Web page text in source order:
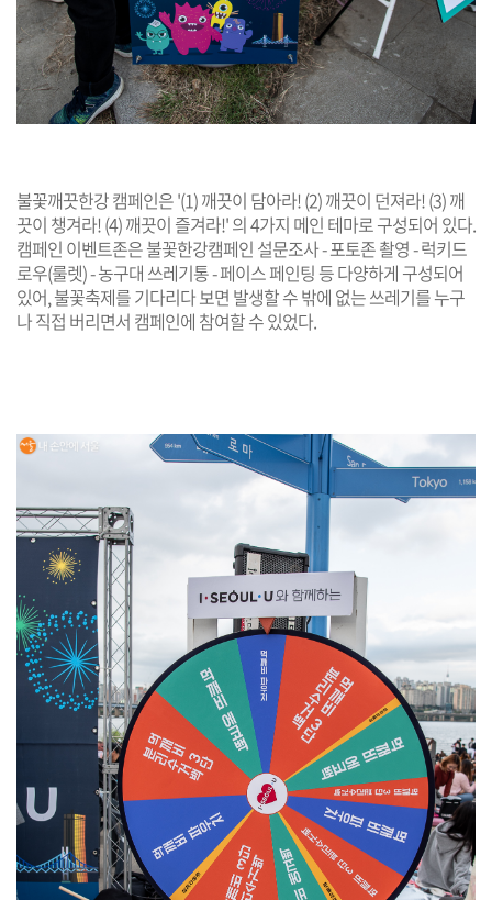
불꽃깨끗한강 캠페인은 '(1) 깨끗이 담아라! (2) 깨끗이 던져라! (3) 깨
끗이 챙겨라! (4) 깨끗이 즐겨라!' 의 4가지 메인 테마로 구성되어 있다.
캠페인 이벤트존은 불꽃한강캠페인 설문조사 - 포토존 촬영 - 럭키드
로우(룰렛) - 농구대 쓰레기통 - 페이스 페인팅 등 다양하게 구성되어
있어, 불꽃축제를 기다리다 보면 발생할 수 밖에 없는 쓰레기를 누구
나 직접 버리면서 캠페인에 참여할 수 있었다.